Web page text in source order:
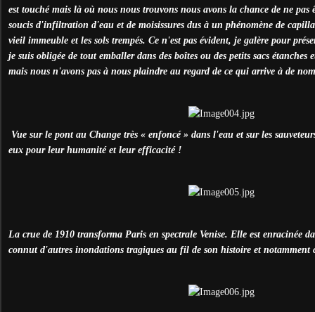
est touché mais là où nous nous trouvons nous avons la chance de ne pas
soucis d'infiltration d'eau et de moisissures dus à un phénomène de
vieil immeuble et les sols trempés. Ce n'est pas évident, je galère pour
je suis obligée de tout emballer dans des boîtes ou des petits sacs étanches
mais nous n'avons pas à nous plaindre au regard de ce qui arrive à de
Vue sur le pont au Change très « enfoncé » dans l'eau et sur les
eux pour leur humanité et leur efficacité !
La crue de 1910 transforma Paris en spectrale Venise. Elle est enracinée
connut d'autres inondations tragiques au fil de son histoire et notamment